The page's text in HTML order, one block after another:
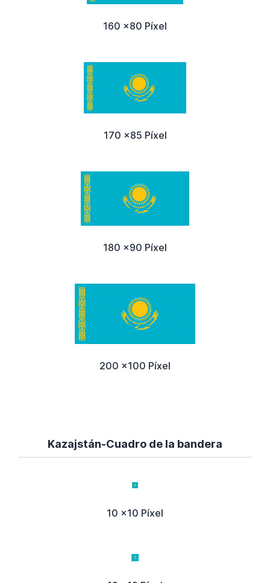
160 x80 Píxel
170 x85 Píxel
180 x90 Píxel
200 x100 Píxel
Kazajstán-Cuadro de la bandera
10 x10 Píxel